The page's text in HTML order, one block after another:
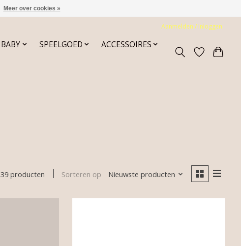
Aanmelden / Inloggen
BABY SPEELGOED
ACCESSOIRES
39 producten Sorteren op Nieuwste producten
Meer over cookies »